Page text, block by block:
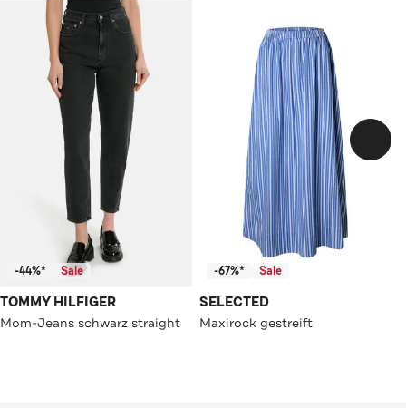
-44%* Sale
TOMMY HILFIGER
Mom-Jeans schwarz straight
-67%* Sale
SELECTED
Maxirock gestreift